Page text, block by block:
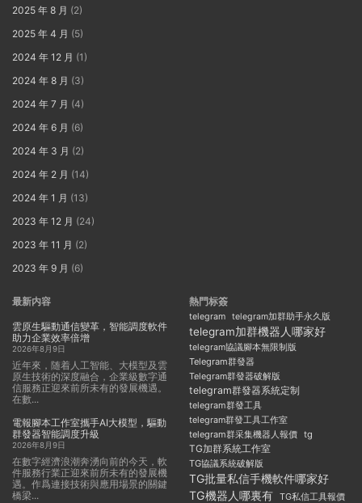
2025 年 8 月 (2)
2025 年 4 月 (5)
2024 年 12 月 (1)
2024 年 8 月 (3)
2024 年 7 月 (4)
2024 年 6 月 (6)
2024 年 3 月 (2)
2024 年 2 月 (14)
2024 年 1 月 (13)
2023 年 12 月 (24)
2023 年 11 月 (2)
2023 年 9 月 (6)
最新内容
雲原生驅動通信變革，智能調度軟件
助力企業效率倍增
2026年8月9日
近年來，随着人工智能、大模型及雲
原生技術的深度融合，企業級數字通
信服務正迎來前所未有的發展機遇。
在數...
電報腳本工作室攜手AI大模型，驅動
群發器智能調度升級
2026年8月9日
在數字經濟浪潮奔湧向前的今天，軟
件服務行業正迎來前所未有的發展機
遇。作爲連接技術與應用場景的關鍵
橋梁...
熱門标簽
telegram telegram加群助手永久版
telegram加群機器人哪家好
telegram協議腳本無限制版
Telegram群發器
Telegram群發器破解版
telegram群發器系統定制
telegram群發工具
telegram群發工具工作室
telegram群采集機器人報價 tg
TG加群系統工作室
TG協議系統破解版
TG批量私信手機軟件哪家好
TG機器人哪裏有 TG私信工具報價